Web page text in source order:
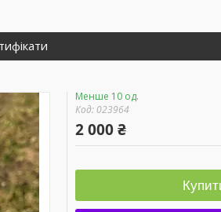
Менше 10 од.
Код: 023964
2 000 ₴